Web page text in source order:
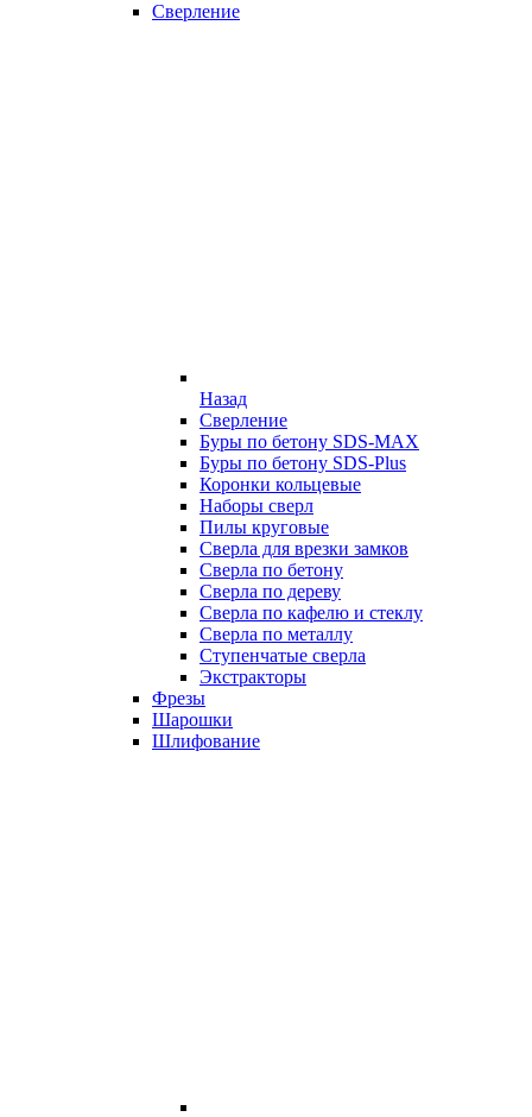
Сверление
Назад
Сверление
Буры по бетону SDS-MAX
Буры по бетону SDS-Plus
Коронки кольцевые
Наборы сверл
Пилы круговые
Сверла для врезки замков
Сверла по бетону
Сверла по дереву
Сверла по кафелю и стеклу
Сверла по металлу
Ступенчатые сверла
Экстракторы
Фрезы
Шарошки
Шлифование